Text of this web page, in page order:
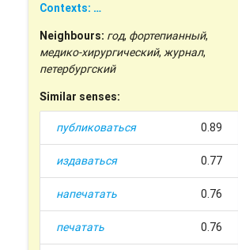
Contexts: …
Neighbours: год, фортепианный,
медико-хирургический,журнал,
петербургский
Similar senses:
публиковаться 0.89
издаваться 0.77
напечатать 0.76
печатать 0.76